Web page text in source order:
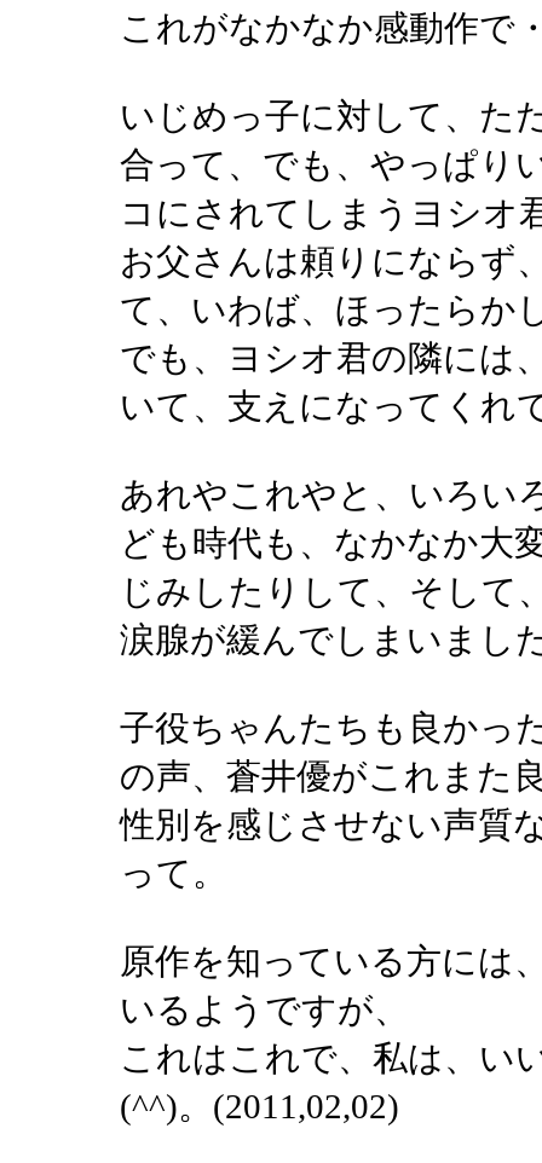
これがなかなか感動作で
いじめっ子に対して、た
合って、でも、やっぱり
コにされてしまうヨシオ
お父さんは頼りにならず
て、いわば、ほったらか
でも、ヨシオ君の隣には
いて、支えになってくれ
あれやこれやと、いろい
ども時代も、なかなか大
じみしたりして、そして
涙腺が緩んでしまいまし
子役ちゃんたちも良かっ
の声、蒼井優がこれまた
性別を感じさせない声質
って。
原作を知っている方には
いるようですが、
これはこれで、私は、い
(^^)。(2011,02,02)